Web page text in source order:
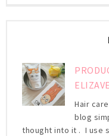
Hair
blog
thought into it . I use